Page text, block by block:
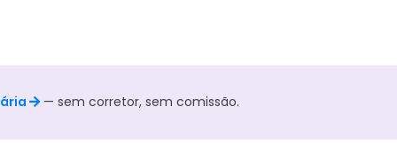
— sem corretor, sem comissão.